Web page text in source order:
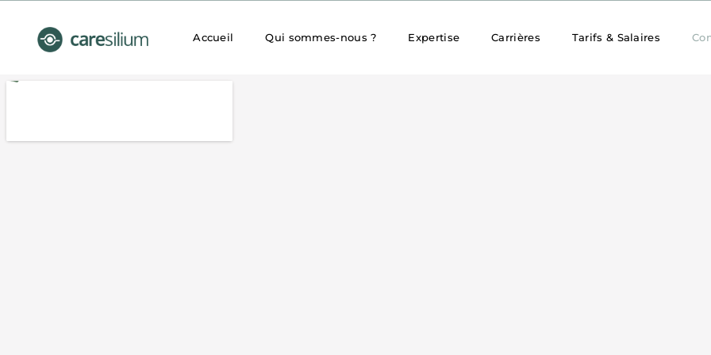
Accueil Qui sommes-nous ? Expertise Carrières Tarifs & Salaires